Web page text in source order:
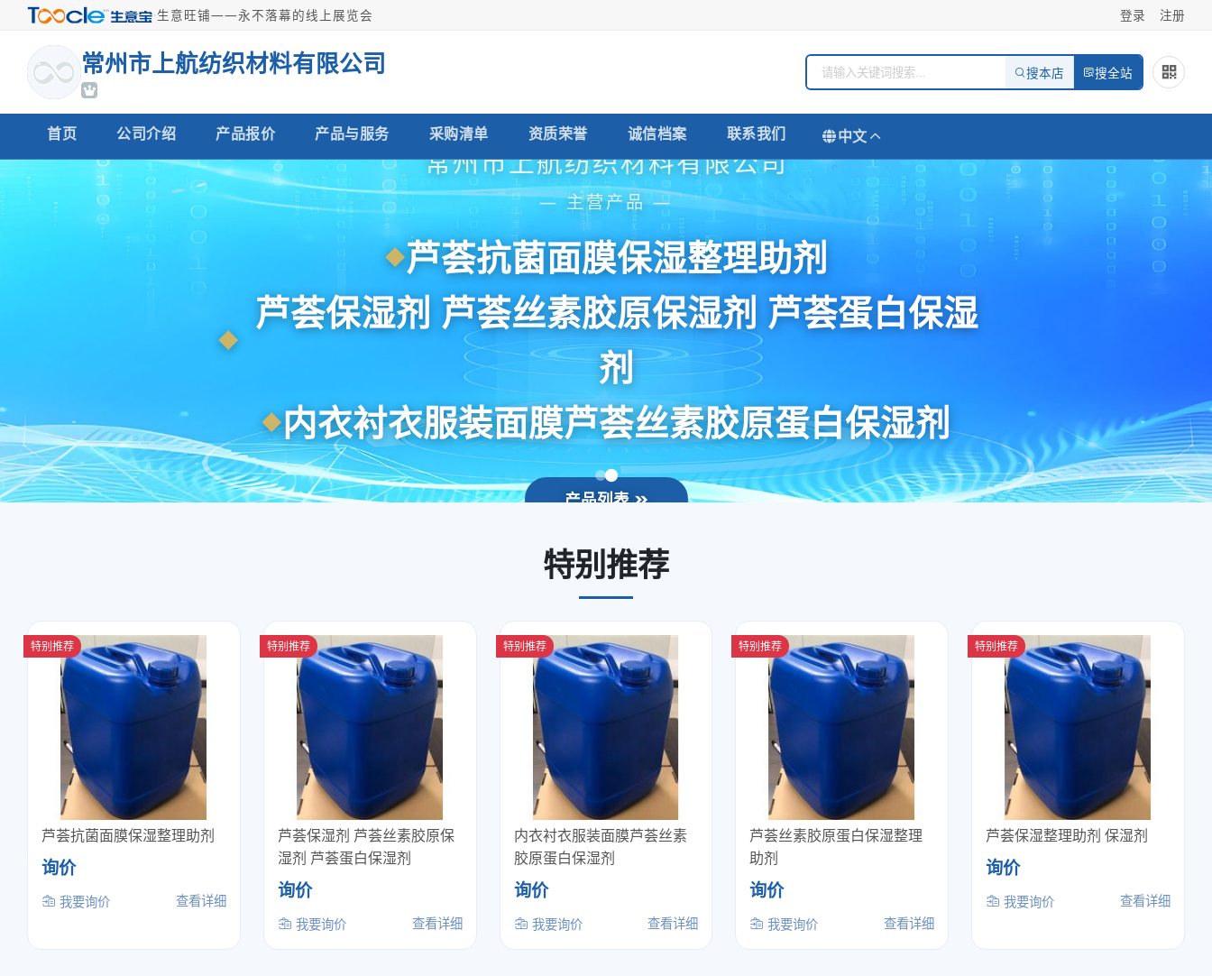
·生意旺铺——永不落幕的线上展览会 登录 注册
常州市上航纺织材料有限公司 搜本店 搜全站
首页 公司介绍 产品报价 产品与服务 采购清单 资质荣誉 诚信档案 联系我们 中文
常州市上航纺织材料有限公司
— 主营产品 —
芦荟抗菌面膜保湿整理助剂
芦荟保湿剂 芦荟丝素胶原保湿剂 芦荟蛋白保湿
剂
内衣衬衣服装面膜芦荟丝素胶原蛋白保湿剂
产品列表
特别推荐
特别推荐
芦荟抗菌面膜保湿整理助剂
询价
我要询价 查看详细
特别推荐
芦荟保湿剂 芦荟丝素胶原保
湿剂 芦荟蛋白保湿剂
询价
我要询价 查看详细
特别推荐
内衣衬衣服装面膜芦荟丝素
胶原蛋白保湿剂
询价
我要询价 查看详细
特别推荐
芦荟丝素胶原蛋白保湿整理
助剂
询价
我要询价 查看详细
特别推荐
芦荟保湿整理助剂 保湿剂
询价
我要询价 查看详细